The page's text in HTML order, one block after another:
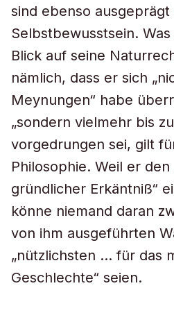
sind ebenso ausgeprägt
Selbstbewusstsein.
Blick auf seine
nämlich, dass er sich
Meynungen“ habe
„sondern vielmehr bis
vorgedrungen sei, gilt
Philosophie. Weil er den
gründlicher Erkäntniß“
könne niemand daran
von ihm ausgeführten
„nützlichsten … für das
Geschlechte“ seien.